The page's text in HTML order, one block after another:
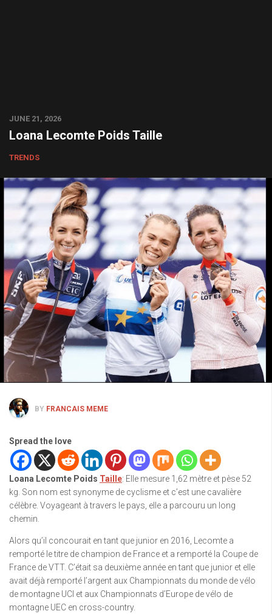
JUNE 21, 2026
Loana Lecomte Poids Taille
TRENDS
BY FRANCAIS MEME
Spread the love
Loana Lecomte Poids Taille: Elle mesure 1,62 mètre et pèse 52
kg. Son nom est synonyme de cyclisme et c’est une cavalière
célèbre. Voyageant à travers le pays, elle a parcouru un long
chemin.
Alors qu’il concourait en tant que junior en 2016, Lecomte a
remporté le titre de champion de France et a remporté la Coupe de
France de VTT. C’était sa deuxième année en tant que junior et elle
avait déjà remporté l’argent aux Championnats du monde de vélo
de montagne UCI et aux Championnats d’Europe de vélo de
montagne UEC en cross-country.